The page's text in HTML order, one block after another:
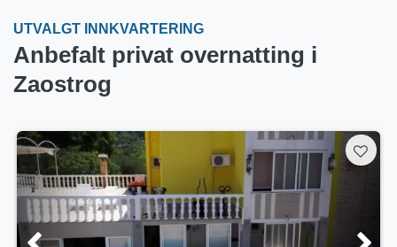
UTVALGT INNKVARTERING
Anbefalt privat overnatting i
Zaostrog